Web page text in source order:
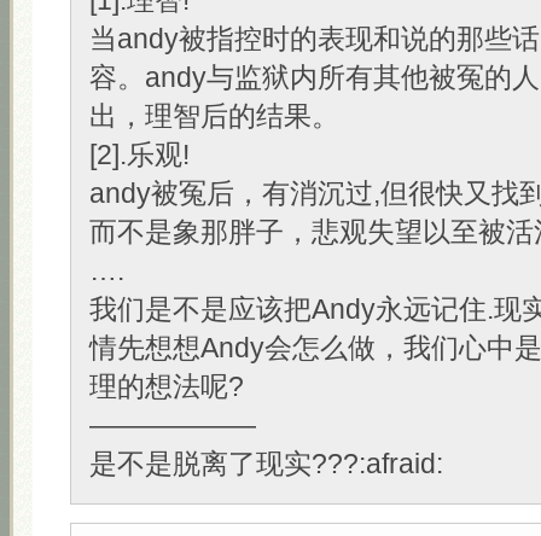
当andy被指控时的表现和说的那些
容。andy与监狱内所有其他被冤的
出，理智后的结果。
[2].乐观!
andy被冤后，有消沉过,但很快又找
而不是象那胖子，悲观失望以至被活
….
我们是不是应该把Andy永远记住.现
情先想想Andy会怎么做，我们心中
理的想法呢?
——————
是不是脱离了现实???:afraid: